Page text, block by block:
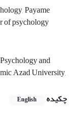
Payame
of psychology
and
Azad University,
چکیده
English